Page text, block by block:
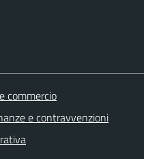
commercio
e contravvenzioni